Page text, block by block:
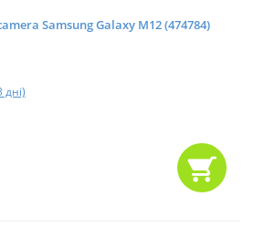
Samsung Galaxy M12 (474784)
дні)